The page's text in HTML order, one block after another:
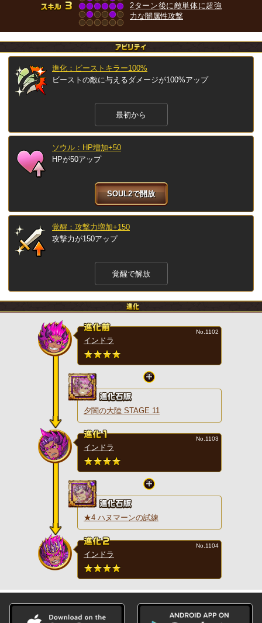
2ターン後に敵単体に超強
力な闇属性攻撃
進化：ビーストキラー100%
ビーストの敵に与えるダメージが100%アップ
最初から
ソウル：HP増加+50
HPが50アップ
SOUL2で開放
覚醒：攻撃力増加+150
攻撃力が150アップ
覚醒で解放
インドラ
No.1102
夕闇の大陸 STAGE 11
インドラ
No.1103
★4 ハヌマーンの試練
インドラ
No.1104